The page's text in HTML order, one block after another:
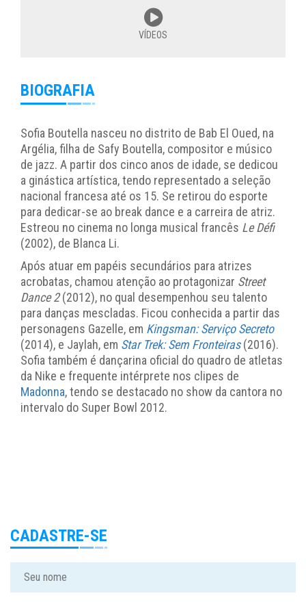
VÍDEOS
BIOGRAFIA
Sofia Boutella nasceu no distrito de Bab El Oued, na
Argélia, filha de Safy Boutella, compositor e músico
de jazz. A partir dos cinco anos de idade, se dedicou
a ginástica artística, tendo representado a seleção
nacional francesa até os 15. Se retirou do esporte
para dedicar-se ao break dance e a carreira de atriz.
Estreou no cinema no longa musical francês Le Défi
(2002), de Blanca Li.
Após atuar em papéis secundários para atrizes
acrobatas, chamou atenção ao protagonizar Street
Dance 2(2012), no qual desempenhou seu talento
para danças mescladas. Ficou conhecida a partir das
personagens Gazelle, em Kingsman: Serviço Secreto
(2014), e Jaylah, em Star Trek: Sem Fronteiras(2016).
Sofia também é dançarina oficial do quadro de atletas
da Nike e frequente intérprete nos clipes de
Madonna, tendo se destacado no show da cantora no
intervalo do Super Bowl 2012.
CADASTRE-SE